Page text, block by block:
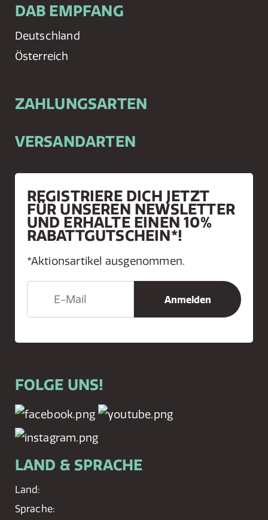
DAB EMPFANG
Deutschland
Österreich
ZAHLUNGSARTEN
VERSANDARTEN
REGISTRIERE DICH JETZT
FÜR UNSEREN NEWSLETTER
UND ERHALTE EINEN 10%
RABATTGUTSCHEIN*!
*Aktionsartikel ausgenommen.
FOLGE UNS!
LAND & SPRACHE
Land:
Sprache: